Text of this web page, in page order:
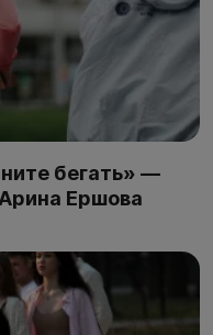
бегать» —
Ершова